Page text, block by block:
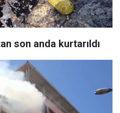
son anda kurtarıldı